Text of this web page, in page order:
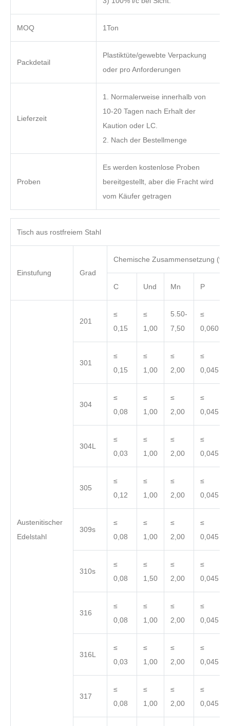
MOQ 1Ton
Packdetail
Plastiktüte/gewebte Verpackung
oder pro Anforderungen
Lieferzeit
1. Normalerweise innerhalb von
10-20 Tagen nach Erhalt der
Kaution oder LC.
2. Nach der Bestellmenge
Proben
Es werden kostenlose Proben
bereitgestellt, aber die Fracht wird
vom Käufer getragen
Tisch aus rostfreiem Stahl
Einstufung Grad
Chemische Zusammensetzung (%)
C Und Mn P
Austenitischer
Edelstahl
201
≤
0,15
≤
1,00
5.50-
7,50
≤
0,060
301
≤
0,15
≤
1,00
≤
2,00
≤
0,045
304
≤
0,08
≤
1,00
≤
2,00
≤
0,045
304L
≤
0,03
≤
1,00
≤
2,00
≤
0,045
305
≤
0,12
≤
1,00
≤
2,00
≤
0,045
309s
≤
0,08
≤
1,00
≤
2,00
≤
0,045
310s
≤
0,08
≤
1,50
≤
2,00
≤
0,045
316
≤
0,08
≤
1,00
≤
2,00
≤
0,045
316L
≤
0,03
≤
1,00
≤
2,00
≤
0,045
317
≤
0,08
≤
1,00
≤
2,00
≤
0,045